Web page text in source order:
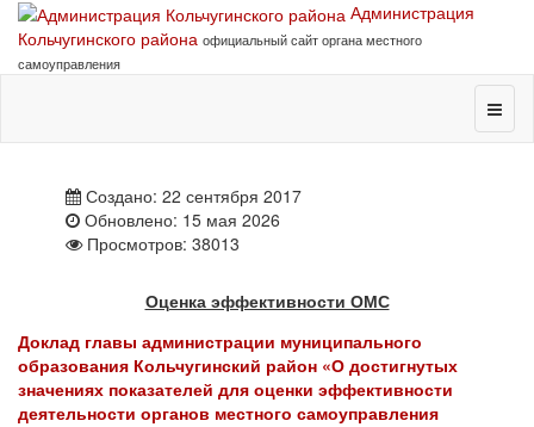
Администрация
Кольчугинского района официальный сайт органа местного
самоуправления
Создано: 22 сентября 2017
Обновлено: 15 мая 2026
Просмотров: 38013
Оценка эффективности ОМС
Доклад главы администрации муниципального
образования Кольчугинский район «О достигнутых
значениях показателей для оценки эффективности
деятельности органов местного самоуправления